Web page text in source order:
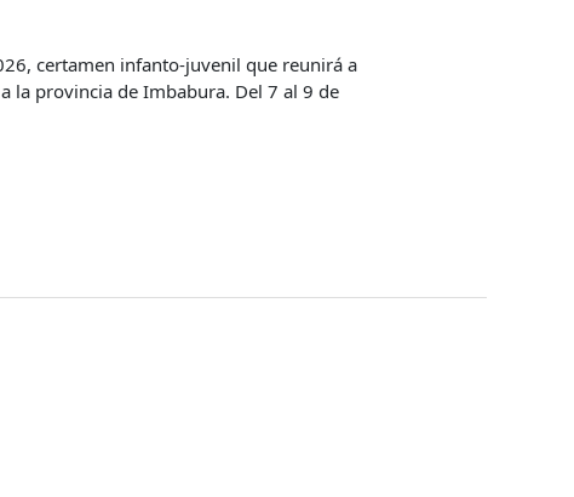
certamen infanto-juvenil que reunirá a
la provincia de Imbabura. Del 7 al 9 de